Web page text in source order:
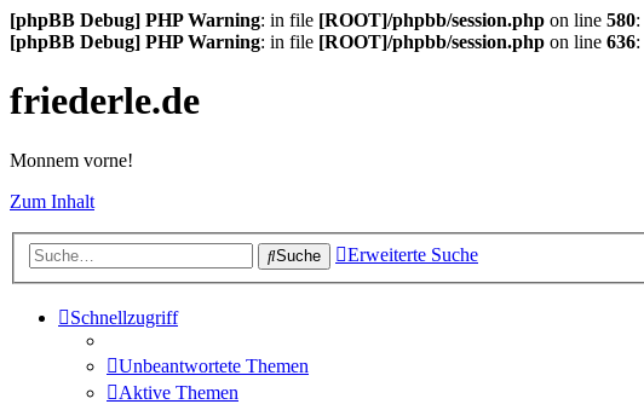
[phpBB Debug] PHP Warning: in file [ROOT]/phpbb/session.php on line 580:
[phpBB Debug] PHP Warning: in file [ROOT]/phpbb/session.php on line 636:
friederle.de
Monnem vorne!
Zum Inhalt
Suche Erweiterte Suche
Schnellzugriff
Unbeantwortete Themen
Aktive Themen